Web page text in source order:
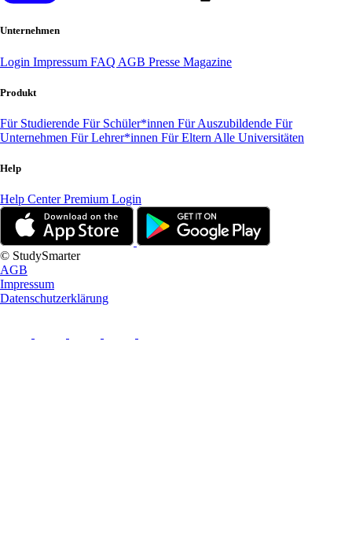
Unternehmen
Login Impressum FAQ AGB Presse Magazine
Produkt
Für Studierende Für Schüler*innen Für Auszubildende Für
Unternehmen Für Lehrer*innen Für Eltern Alle Universitäten
Help
Help CenterPremium Login
© StudySmarter
AGB
Impressum
Datenschutzerklärung